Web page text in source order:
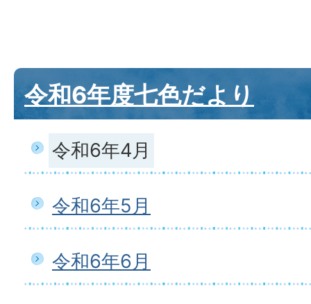
令和6年度七色だより
令和6年4月
令和6年5月
令和6年6月